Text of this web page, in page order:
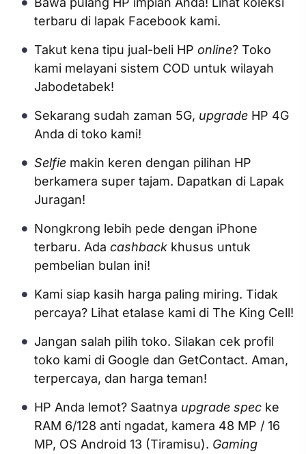
terbaru di lapak Facebook kami.
Takut kena tipu jual-beli HP online? Toko
kami melayani sistem COD untuk wilayah
Jabodetabek!
Sekarang sudah zaman 5G, upgrade HP 4G
Anda di toko kami!
Selfie makin keren dengan pilihan HP
berkamera super tajam. Dapatkan di Lapak
Juragan!
Nongkrong lebih pede dengan iPhone
terbaru. Ada cashback khusus untuk
pembelian bulan ini!
Kami siap kasih harga paling miring. Tidak
percaya? Lihat etalase kami di The King Cell!
Jangan salah pilih toko. Silakan cek profil
toko kami di Google dan GetContact. Aman,
terpercaya, dan harga teman!
HP Anda lemot? Saatnya upgrade spec ke
RAM 6/128 anti ngadat, kamera 48 MP / 16
MP, OS Android 13 (Tiramisu). Gaming